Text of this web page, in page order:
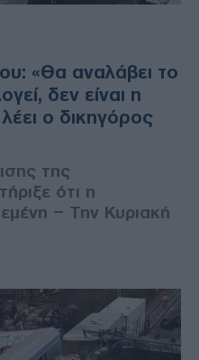
«Θα αναλάβει το
δεν είναι η
ο δικηγόρος
της
ότι η
– Την Κυριακή